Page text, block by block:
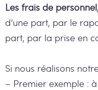
Les frais de
d’une part, par le
part, par la prise en
Si nous réalisons
– Premier exemple :